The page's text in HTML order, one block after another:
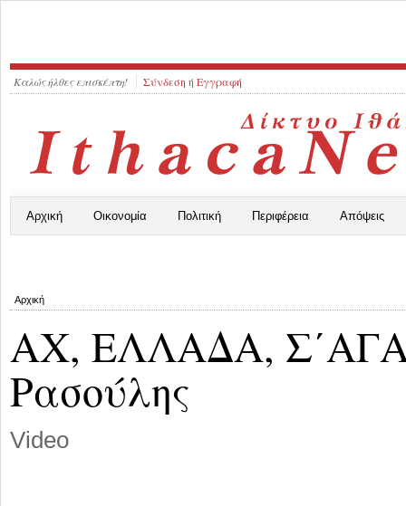
Καλώς ήλθες επισκέπτη! Σύνδεση ή Εγγραφή
Αρχική Οικονομία Πολιτική Περιφέρεια Απόψεις
Αρχική
ΑΧ, ΕΛΛΑΔΑ,
Ρασούλης
Video